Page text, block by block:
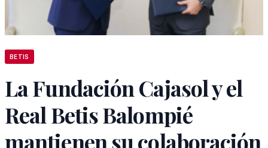
BETIS
La Fundación Cajasol y el
Real Betis Balompié
mantienen su colaboración